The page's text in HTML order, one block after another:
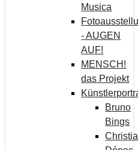
Musica
- AUGEN
AUF!
MENSCH!
das Projekt
Bruno
Bings